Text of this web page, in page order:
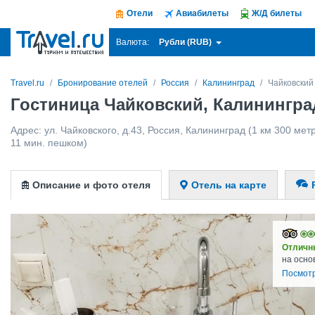
Отели Авиабилеты Ж/Д билеты
Валюта: Рубли (RUB)
Travel.ru Бронирование отелей Россия Калининград Чайковский
Гостиница Чайковский,
Адрес: ул. Чайковского, д.43 Россия Калининград (1 км 300
11 мин. пешком)
Описание и фото отеля Отель на карте
на